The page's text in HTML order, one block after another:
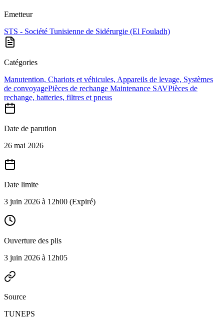
Emetteur
STS - Société Tunisienne de Sidérurgie (El Fouladh)
Catégories
Manutention, Chariots et véhicules, Appareils de levage, Systèmes
de convoyagePièces de rechange Maintenance SAVPièces de
rechange, batteries, filtres et pneus
Date de parution
26 mai 2026
Date limite
3 juin 2026 à 12h00 (Expiré)
Ouverture des plis
3 juin 2026 à 12h05
Source
TUNEPS